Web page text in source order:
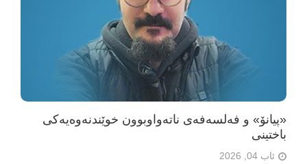
«پیانۆ» و فەلسەفەی ناتەواوبوون خوێندنەوەیەکی
باختینی
ئاب 04, 2026